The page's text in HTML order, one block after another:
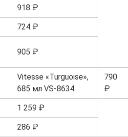
918 ₽
724 ₽
905 ₽
Vitesse «Turguoise»,
685 мл VS-8634
790
₽
1 259 ₽
286 ₽